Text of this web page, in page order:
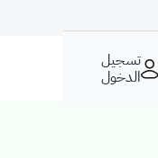
تسجيل
الدخول